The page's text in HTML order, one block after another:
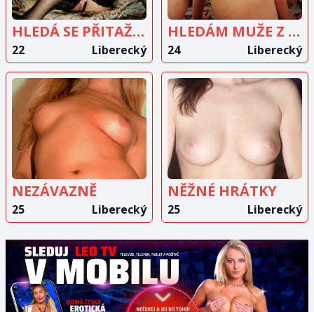
HLEDÁ SE PŘITAŽLIVÝ MUŽ
22 Liberecký
HLEDÁM MUŽE Z LIBERCE
24 Liberecký
ZOBRAZIT
INZERÁT
NEZÁVAZNĚ
25 Liberecký
ZOBRAZIT
INZERÁT
NĚŽNÉ HRÁTKY
25 Liberecký